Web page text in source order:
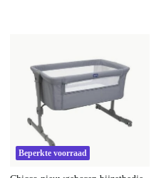
Beperkte voorraad